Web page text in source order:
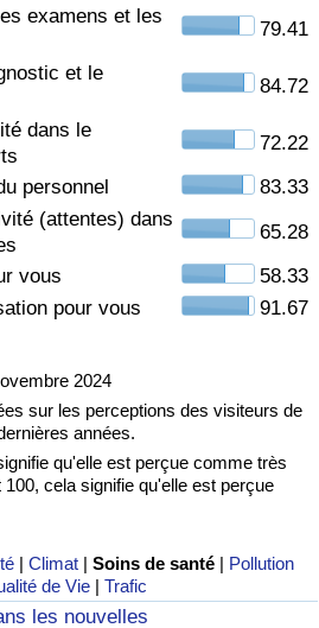
examens et les
79.41
et le
84.72
dans le
72.22
personnel
83.33
(attentes) dans
65.28
vous
58.33
pour vous
91.67
2024
sur les perceptions des visiteurs de
années.
qu'elle est perçue comme très
cela signifie qu'elle est perçue
|Climat |Soins de santé | Pollution
de Vie |Trafic
les nouvelles
pays
(Actuel)
par Pays
Pays